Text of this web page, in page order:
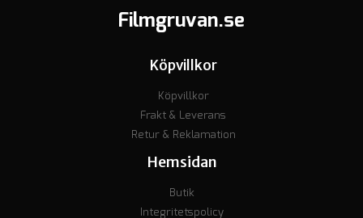
Filmgruvan.se
Köpvillkor
Köpvillkor
Frakt & Leverans
Retur & Reklamation
Hemsidan
Butik
Integritetspolicy